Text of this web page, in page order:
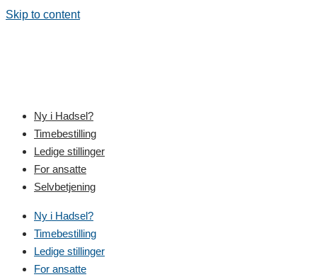
Skip to content
Ny i Hadsel?
Timebestilling
Ledige stillinger
For ansatte
Selvbetjening
Ny i Hadsel?
Timebestilling
Ledige stillinger
For ansatte